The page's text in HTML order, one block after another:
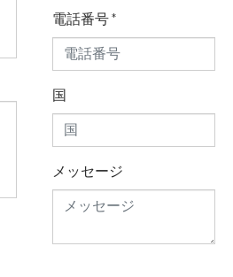
電話番号*
国
メッセージ